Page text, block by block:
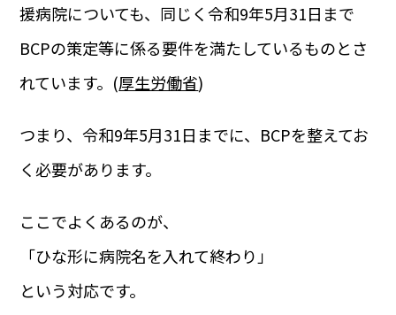
援病院についても、同じく令和9年5月31日まで
BCPの策定等に係る要件を満たしているものとさ
れています。(厚生労働省)
つまり、令和9年5月31日までに、BCPを整えてお
く必要があります。
ここでよくあるのが、
「ひな形に病院名を入れて終わり」
という対応です。